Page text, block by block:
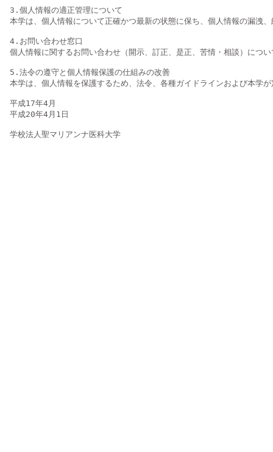
3.個人情報の適正管理について
本学は、個人情報について正確かつ最新の状態に保ち、個人情報の漏洩
4.お問い合わせ窓口
個人情報に関するお問い合わせ（開示、訂正、是正、苦情・相談）につ
5.法令の遵守と個人情報保護の仕組みの改善
本学は、個人情報を保護するため、法令、各種ガイドラインおよび本学
平成17年4月
平成20年4月1日